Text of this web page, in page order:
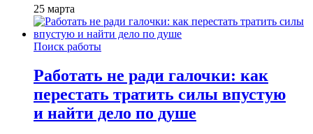
25 марта
Поиск работы
Работать не ради галочки: как
перестать тратить силы впустую
и найти дело по душе